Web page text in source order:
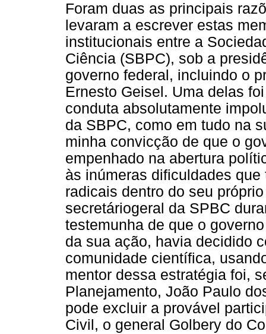
Foram duas as principais
levaram a escrever estas
institucionais entre a
Ciência (SBPC), sob a
governo federal, incluindo o
Ernesto Geisel. Uma delas
conduta absolutamente
da SBPC, como em tudo na
minha convicção de que o
empenhado na abertura
às inúmeras dificuldades
radicais dentro do seu
secretáriogeral da SPBC
testemunha de que o
da sua ação, havia decidido
comunidade científica,
mentor dessa estratégia foi,
Planejamento, João Paulo
pode excluir a provável
Civil, o general Golbery do